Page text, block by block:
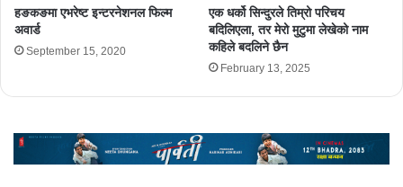
हङकङमा एभरेष्ट इन्टरनेशनल फिल्म
अवार्ड
September 15, 2020
एक धर्को सिन्दुरले तिम्रो परिचय
बदिलिएला, तर मेरो मुटुमा लेखेको नाम
कहिले बदलिने छैन
February 13, 2025